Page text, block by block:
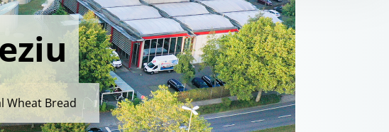
Wheat Bread